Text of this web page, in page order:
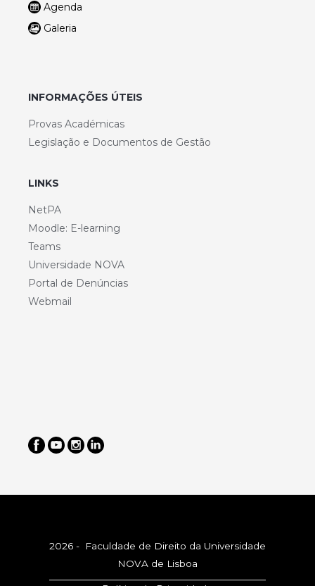
Agenda
Galeria
INFORMAÇÕES ÚTEIS
Provas Académicas
Legislação e Documentos de Gestão
LINKS
NetPA
Moodle: E-learning
Teams
Universidade NOVA
Portal de Denúncias
Webmail
2026 - Faculdade de Direito da Universidade
NOVA de Lisboa